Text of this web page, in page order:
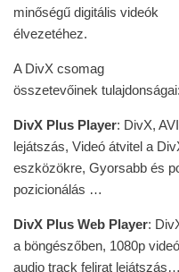
minőségű digitális videók
élvezetéhez.
A DivX csomag
összetevőinek tulajdonságai:
DivX Plus Player: DivX,
lejátszás, Videó átvitel a
eszközökre, Gyorsabb és
pozicionálás …
DivX Plus Web Player:
a böngészőben, 1080p
audio track felirat lejátszás…